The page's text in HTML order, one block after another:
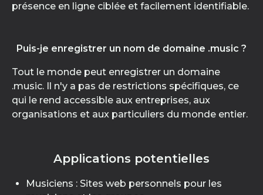
présence en ligne ciblée et facilement identifiable.
Puis-je enregistrer un nom de domaine .music ?
Tout le monde peut enregistrer un domaine
.music. Il n'y a pas de restrictions spécifiques, ce
qui le rend accessible aux entreprises, aux
organisations et aux particuliers du monde entier.
Applications potentielles
Musiciens : Sites web personnels pour les